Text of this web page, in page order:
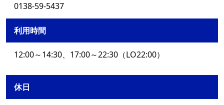
0138-59-5437
利用時間
12:00～14:30、17:00～22:30（LO22:00）
休日